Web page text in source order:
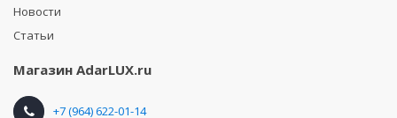
Новости
Статьи
Магазин AdarLUX.ru
+7 (964) 622-01-14